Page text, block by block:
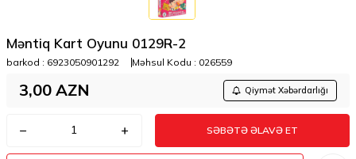
Məntiq Kart Oyunu 0129R-2
barkod : 6923050901292 Məhsul Kodu : 026559
3,00 AZN Qiymət Xəbərdarlığı
SƏBƏTƏ ƏLAVƏ ET